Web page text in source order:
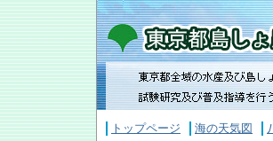
トップページ 海の天気図